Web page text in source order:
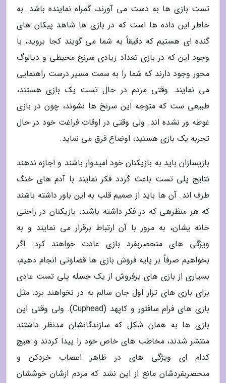
تست بازی ها به دست می آورند، گمراه نماینده باشد. به
خاطر این داده ها است که در بازی ها شاهد پیکان های
گنده ای هستیم که دقیقاً به شما می گویند کجا بروید، با
وجود این که در بازی تعداد زیادی سرنخ محیطی و دیالوگ
محور وجود دارند که شما را به سمت مسیر درست راهنمایی
می نمایند. وقتی مردم در حال تست یک بازی هستند،
طبیعی ست که متوجه این سرنخ ها نشوند، چون در بازی
غوطه ور نشده اند. ولی وقتی در اوقات فراغت خود در حال
تجربه یک بازی هستید، اوضاع فرق می نماید.
بازیسازان باید به بازیکنان خود امیدوار باشند و اجازه ندهند
نتایج پلی تست باعث گردد فکر نمایند با آدم های خنگ
طرف اند. آن ها باید از صمیم قلب به این باور داشته باشند
که هر منظرهی که در فکر داشته باشند، بازیکنان در راحتی
خانه یشان، به مرور با آن ارتباط برقرار می نمایند و به
ویژگی های منحصربفرد بازی عادت خواهند کرد. اگر
بخواهیم صرفاً بر پایه فروش بازی ها قضاوتی انجام دهیم،
بسیاری از بازی های پرفروش از یک جسله پلی تست عادی
برای بازی های تراز اول جان سالم به در نخواهند برد: مثل
بازی های فرام سافتور و کاپهد (Cuphead). ولی وقتی این
بازی ها به همان شکل که سازندگانشان مدنظر داشتند
منتشر شدند، مخاطب های خاص خود را پیدا کردند و هیچ
کدام ای ویژگی های در ظاهر اعصاب خردکن و
منحصربفردشان مانع از این نشد که مردم ازشان خوششان